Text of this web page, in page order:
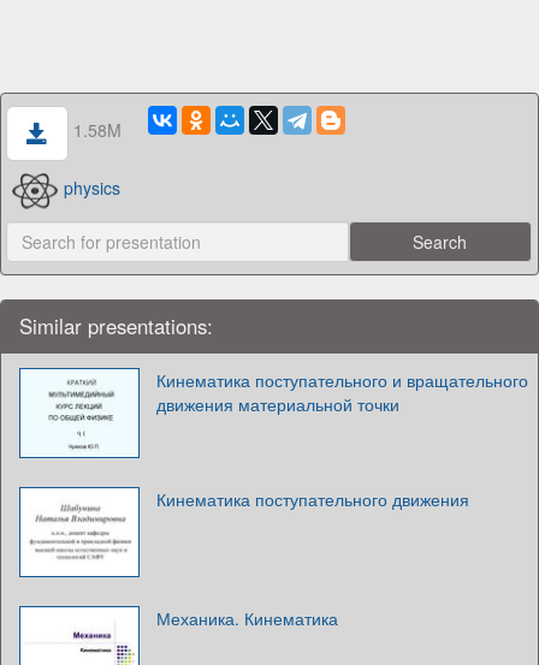
1.58M
physics
Similar presentations:
Кинематика поступательного и вращательного
движения материальной точки
Кинематика поступательного движения
Механика. Кинематика